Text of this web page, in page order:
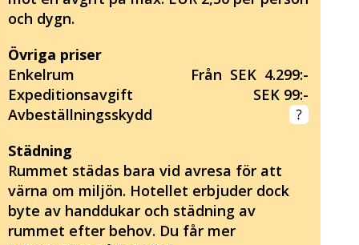
och dygn.
Övriga priser
Enkelrum
Från SEK 4.299:-
Expeditionsavgift
SEK 99:-
Avbeställningsskydd
Städning
Rummet städas bara vid avresa för att
värna om miljön. Hotellet erbjuder dock
byte av handdukar och städning av
rummet efter behov. Du får mer